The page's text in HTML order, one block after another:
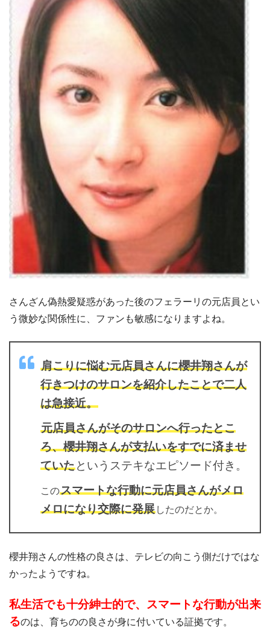
さんざん偽熱愛疑惑があった後のフェラーリの元店員とい
う微妙な関係性に、ファンも敏感になりますよね。
肩こりに悩む元店員さんに櫻井翔さんが
行きつけのサロンを紹介したことで二人
は急接近。
元店員さんがそのサロンへ行ったとこ
ろ、櫻井翔さんが支払いをすでに済ませ
ていたというステキなエピソード付き。
このスマートな行動に元店員さんがメロ
メロになり交際に発展 したのだとか。
櫻井翔さんの性格の良さは、テレビの向こう側だけではな
かったようですね。
私生活でも十分紳士的で、スマートな行動が出来
るのは、育ちのの良さが身に付いている証拠です。